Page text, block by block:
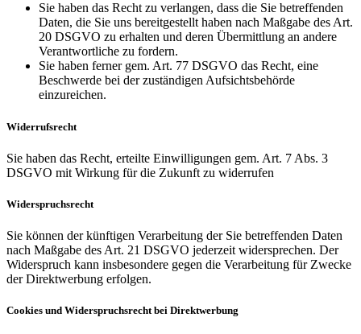
Sie haben das Recht zu verlangen, dass die Sie betreffenden
Daten, die Sie uns bereitgestellt haben nach Maßgabe des Art.
20 DSGVO zu erhalten und deren Übermittlung an andere
Verantwortliche zu fordern.
Sie haben ferner gem. Art. 77 DSGVO das Recht, eine
Beschwerde bei der zuständigen Aufsichtsbehörde
einzureichen.
Widerrufsrecht
Sie haben das Recht, erteilte Einwilligungen gem. Art. 7 Abs. 3
DSGVO mit Wirkung für die Zukunft zu widerrufen
Widerspruchsrecht
Sie können der künftigen Verarbeitung der Sie betreffenden Daten
nach Maßgabe des Art. 21 DSGVO jederzeit widersprechen. Der
Widerspruch kann insbesondere gegen die Verarbeitung für Zwecke
der Direktwerbung erfolgen.
Cookies und Widerspruchsrecht bei Direktwerbung